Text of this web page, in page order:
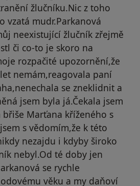
žlučníku.Nic z toho
vzatá mudr.Parkanová
neexistující žlučník zřejmě
či co-to je skoro na
rozpačité upozornění,že
nemám,reagovala paní
se zneklidnit a
jsem byla já.Čekala jsem
Marťana kříženého s
s vědomím,že k této
nezajdu i kdyby široko
nebyl.Od té doby jen
se rychle
věku a my daňoví